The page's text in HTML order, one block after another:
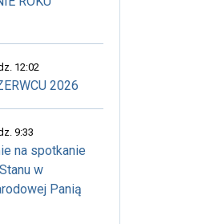
12:02
2026
9:33
na spotkanie
w
Panią